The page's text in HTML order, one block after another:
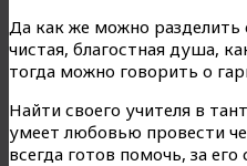
Да как же можно разделить
чистая, благостная душа,
тогда можно говорить о
Найти своего учителя в
умеет любовью провести
всегда готов помочь, за